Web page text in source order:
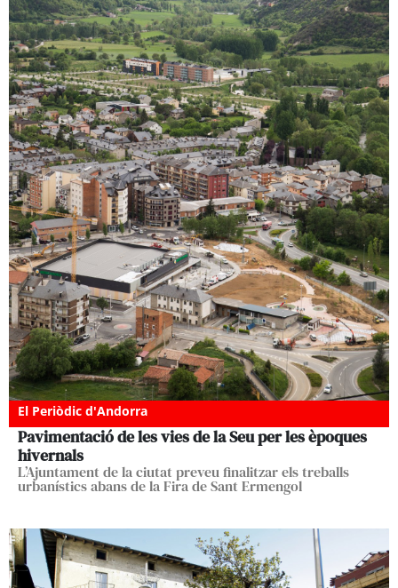
El Periòdic d'Andorra
Pavimentació de les vies de la Seu per les èpoques
hivernals
L’Ajuntament de la ciutat preveu finalitzar els treballs
urbanístics abans de la Fira de Sant Ermengol